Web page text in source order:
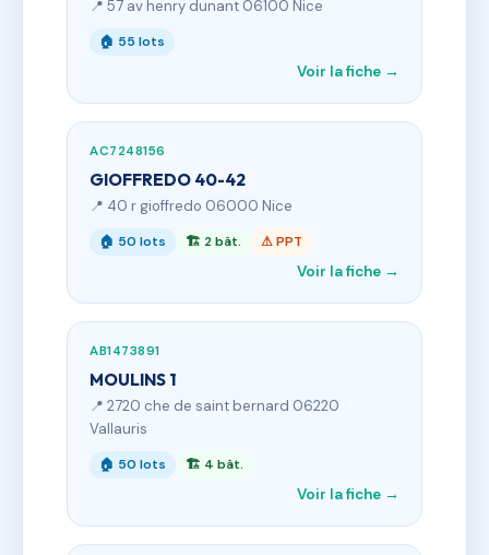
📍 57 av henry dunant 06100 Nice
🏠 55 lots
Voir la fiche →
AC7248156
GIOFFREDO 40-42
📍 40 r gioffredo 06000 Nice
🏠 50 lots 🏗 2 bât. ⚠ PPT
Voir la fiche →
AB1473891
MOULINS 1
📍 2720 che de saint bernard 06220
Vallauris
🏠 50 lots 🏗 4 bât.
Voir la fiche →